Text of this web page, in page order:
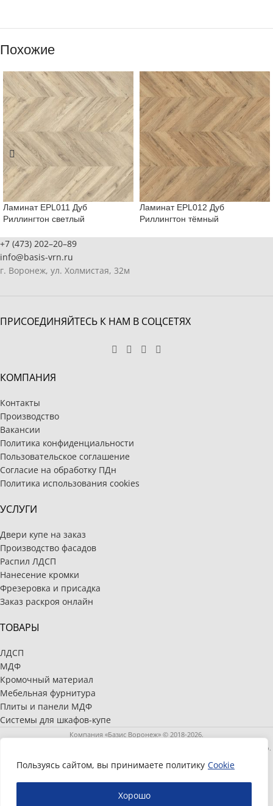
Пользуясь сайтом, вы принимаете политику Cookie
Хорошо
Похожие
Ламинат EPL011 Дуб
Риллингтон светлый
Ламинат EPL012 Дуб
Риллингтон тёмный
+7 (473) 202–20–89
info@basis-vrn.ru
г. Воронеж, ул. Холмистая, 32м
ПРИСОЕДИНЯЙТЕСЬ К НАМ В СОЦСЕТЯХ
КОМПАНИЯ
Контакты
Производство
Вакансии
Политика конфиденциальности
Пользовательское соглашение
Согласие на обработку ПДн
Политика использования cookies
УСЛУГИ
Двери купе на заказ
Производство фасадов
Распил ЛДСП
Нанесение кромки
Фрезеровка и присадка
Заказ раскроя онлайн
ТОВАРЫ
ЛДСП
МДФ
Кромочный материал
Мебельная фурнитура
Плиты и панели МДФ
Системы для шкафов-купе
Компания «Базис Воронеж» © 2018-2026.
Полное или частичное копирование и распространение материалов запрещено.
Информация, размещенная на сайте, носит информационный характер и не